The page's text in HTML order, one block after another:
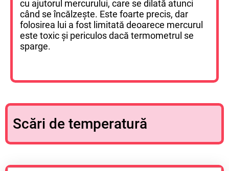
cu ajutorul mercurului, care se dilată atunci
când se încălzește. Este foarte precis, dar
folosirea lui a fost limitată deoarece mercurul
este toxic și periculos dacă termometrul se
sparge.
Scări de temperatură